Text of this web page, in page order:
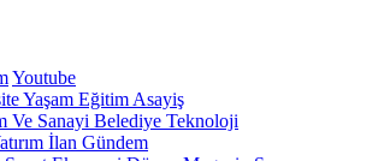
Youtube
Yaşam Eğitim Asayiş
Ve Sanayi Belediye Teknoloji
İlan Gündem